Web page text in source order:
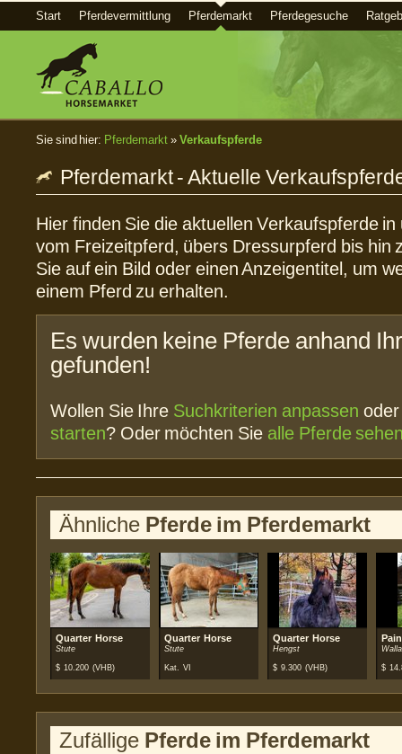
Start Pferdevermittlung Pferdemarkt Pferdegesuche
Sie sind hier: Pferdemarkt » Verkaufspferde
Pferdemarkt - Aktuelle
Hier finden Sie die aktuellen Verkaufspferde
vom Freizeitpferd, übers Dressurpferd bis hin
Sie auf ein Bild oder einen Anzeigentitel, um
einem Pferd zu erhalten.
Es wurden keine Pferde anhand
gefunden!
Wollen Sie Ihre Suchkriterien anpassen
starten? Oder möchten Sie alle Pferde
Ähnliche Pferde im Pferdemarkt
Quarter Horse
Stute
$ 10.200 (VHB)
Quarter Horse
Stute
Kat. VI
Quarter Horse
Hengst
$ 9.300 (VHB) $
Zufällige Pferde im Pferdemarkt